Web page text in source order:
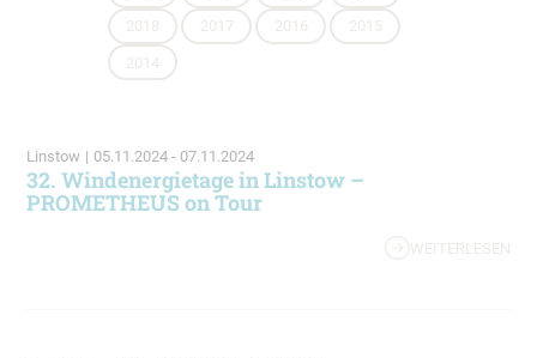
2018 2017 2016 2015
2014
Linstow | 05.11.2024 - 07.11.2024
32. Windenergietage in Linstow –
PROMETHEUS on Tour
WEITERLESEN